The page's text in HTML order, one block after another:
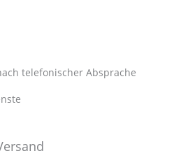
telefonischer Absprache